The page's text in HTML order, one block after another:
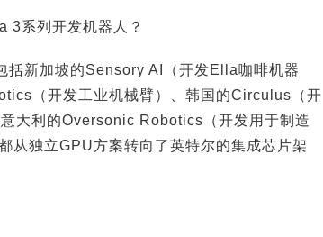
3系列开发机器人？
括新加坡的Sensory AI（开发Ella咖啡机器
（开发工业机械臂）、韩国的Circulus（开
大利的Oversonic Robotics（开发用于制造
从独立GPU方案转向了英特尔的集成芯片架